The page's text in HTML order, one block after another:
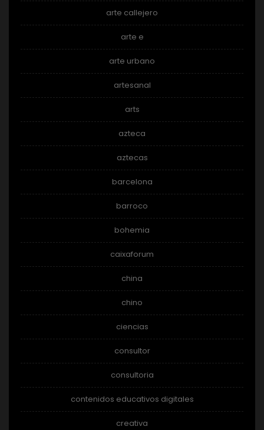
arte callejero
arte e
arte urbano
artesanal
arts
azteca
aztecas
barcelona
barroco
bohemia
caixaforum
china
chino
ciencias
consultor
consultoria
contenidos educativos digitales
creativa